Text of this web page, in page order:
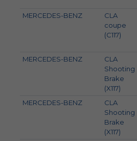
MERCEDES-BENZ
CLA
coupe
(C117)
MERCEDES-BENZ
CLA
Shooting
Brake
(X117)
MERCEDES-BENZ
CLA
Shooting
Brake
(X117)